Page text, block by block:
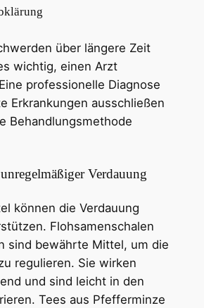
über längere Zeit
wichtig, einen Arzt
professionelle Diagnose
Erkrankungen ausschließen
Behandlungsmethode
Verdauung
können die Verdauung
Flohsamenschalen
sind bewährte Mittel, um die
regulieren. Sie wirken
und sind leicht in den
Tees aus Pfefferminze